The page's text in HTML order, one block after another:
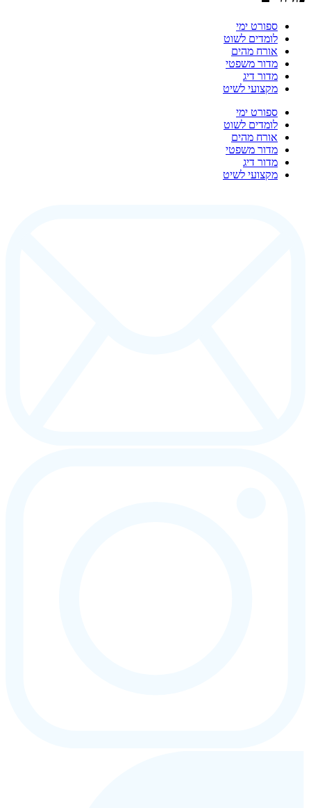
ספורט ימי
לומדים לשוט
אורח מהים
מדור משפטי
מדור דיג
מקצועי לשיט
ספורט ימי
לומדים לשוט
אורח מהים
מדור משפטי
מדור דיג
מקצועי לשיט